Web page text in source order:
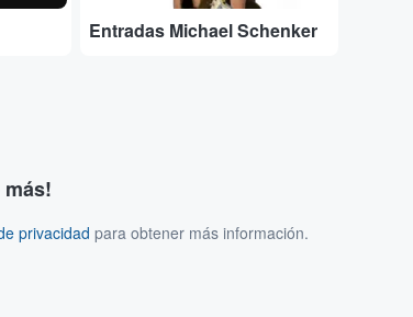
Entradas Michael Schenker
privacidad para obtener más información.